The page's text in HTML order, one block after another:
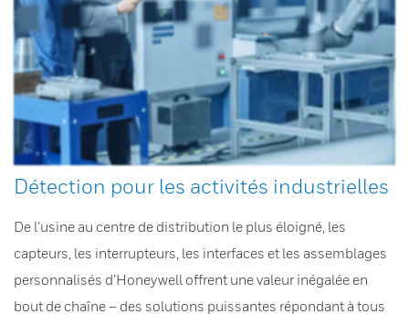
Détection pour les activités industrielles
De l’usine au centre de distribution le plus éloigné, les
capteurs, les interrupteurs, les interfaces et les assemblages
personnalisés d’Honeywell offrent une valeur inégalée en
bout de chaîne – des solutions puissantes répondant à tous